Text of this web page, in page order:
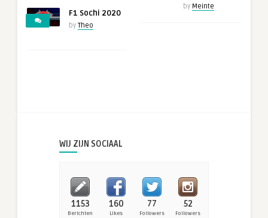
F1 Sochi 2020
by Theo
by Meinte
WIJ ZIJN SOCIAAL
1153
Berichten
160
Likes
77
Followers
52
Followers